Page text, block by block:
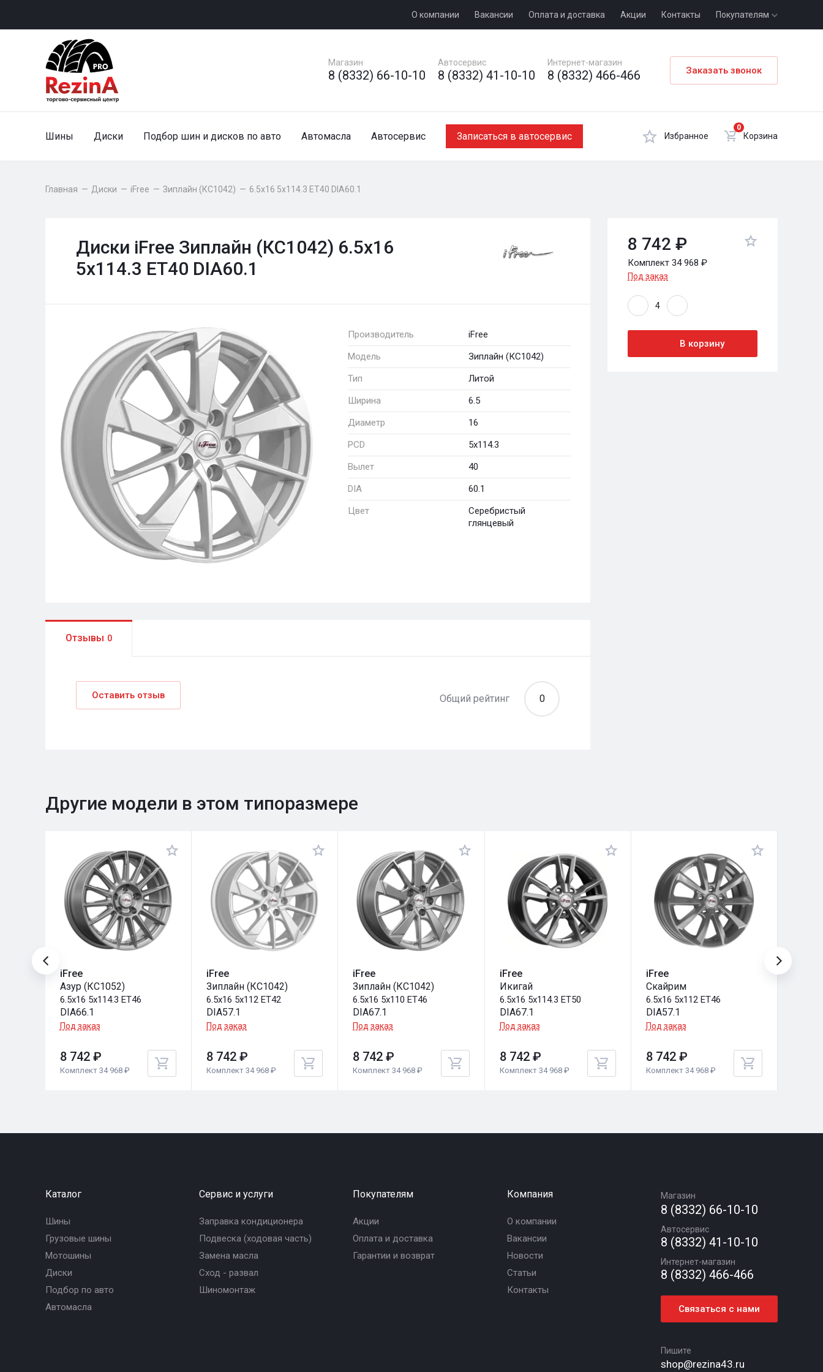
О компании Вакансии Оплата и доставка Акции Контакты Покупателям
Магазин
8 (8332) 66-10-10
Автосервис
8 (8332) 41-10-10
Интернет-магазин
8 (8332) 466-466 Заказать звонок
Шины Диски Подбор шин и дисков по авто Автомасла Автосервис Записаться в автосервис Избранное
0
Корзина
Главная — Диски — iFree — Зиплайн (КС1042) — 6.5x16 5x114.3 ET40 DIA60.1
Диски iFree Зиплайн (КС1042) 6.5x16
5x114.3 ET40 DIA60.1
Производитель
iFree
Модель
Зиплайн (КС1042)
Тип
Литой
Ширина
6.5
Диаметр
16
PCD
5x114.3
Вылет
40
DIA
60.1
Цвет
Серебристый
глянцевый
Отзывы 0
Оставить отзыв Общий рейтинг 0
8 742 ₽
Комплект 34 968 ₽
Под заказ
В корзину
Другие модели в этом типоразмере
iFree
Азур (КС1052)
6.5x16 5x114.3 ET46
DIA66.1
Под заказ
8 742 ₽
Комплект 34 968 ₽
iFree
Зиплайн (КС1042)
6.5x16 5x112 ET42
DIA57.1
Под заказ
8 742 ₽
Комплект 34 968 ₽
iFree
Зиплайн (КС1042)
6.5x16 5x110 ET46
DIA67.1
Под заказ
8 742 ₽
Комплект 34 968 ₽
iFree
Икигай
6.5x16 5x114.3 ET50
DIA67.1
Под заказ
8 742 ₽
Комплект 34 968 ₽
iFree
Скайрим
6.5x16 5x112 ET46
DIA57.1
Под заказ
8 742 ₽
Комплект 34 968 ₽
Каталог
Шины
Грузовые шины
Мотошины
Диски
Подбор по авто
Автомасла
Сервис и услуги
Заправка кондиционера
Подвеска (ходовая часть)
Замена масла
Сход - развал
Шиномонтаж
Покупателям
Акции
Оплата и доставка
Гарантии и возврат
Компания
О компании
Вакансии
Новости
Статьи
Контакты
Магазин
8 (8332) 66-10-10
Автосервис
8 (8332) 41-10-10
Интернет-магазин
8 (8332) 466-466
Связаться с нами
Пишите
shop@rezina43.ru